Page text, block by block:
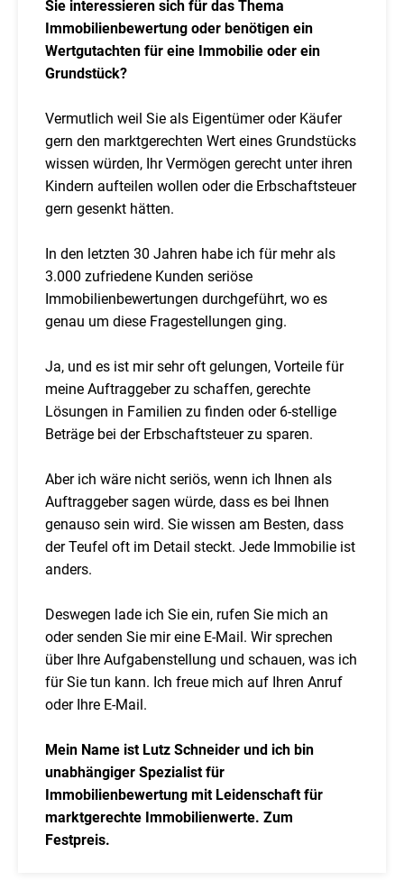
Sie interessieren sich für das Thema
Immobilienbewertung oder benötigen ein
Wertgutachten für eine Immobilie oder ein
Grundstück?
Vermutlich weil Sie als Eigentümer oder Käufer
gern den marktgerechten Wert eines Grundstücks
wissen würden, Ihr Vermögen gerecht unter ihren
Kindern aufteilen wollen oder die Erbschaftsteuer
gern gesenkt hätten.
In den letzten 30 Jahren habe ich für mehr als
3.000 zufriedene Kunden seriöse
Immobilienbewertungen durchgeführt, wo es
genau um diese Fragestellungen ging.
Ja, und es ist mir sehr oft gelungen, Vorteile für
meine Auftraggeber zu schaffen, gerechte
Lösungen in Familien zu finden oder 6-stellige
Beträge bei der Erbschaftsteuer zu sparen.
Aber ich wäre nicht seriös, wenn ich Ihnen als
Auftraggeber sagen würde, dass es bei Ihnen
genauso sein wird. Sie wissen am Besten, dass
der Teufel oft im Detail steckt. Jede Immobilie ist
anders.
Deswegen lade ich Sie ein, rufen Sie mich an
oder senden Sie mir eine E-Mail. Wir sprechen
über Ihre Aufgabenstellung und schauen, was ich
für Sie tun kann. Ich freue mich auf Ihren Anruf
oder Ihre E-Mail.
Mein Name ist Lutz Schneider und ich bin
unabhängiger Spezialist für
Immobilienbewertung mit Leidenschaft für
marktgerechte Immobilienwerte. Zum
Festpreis.